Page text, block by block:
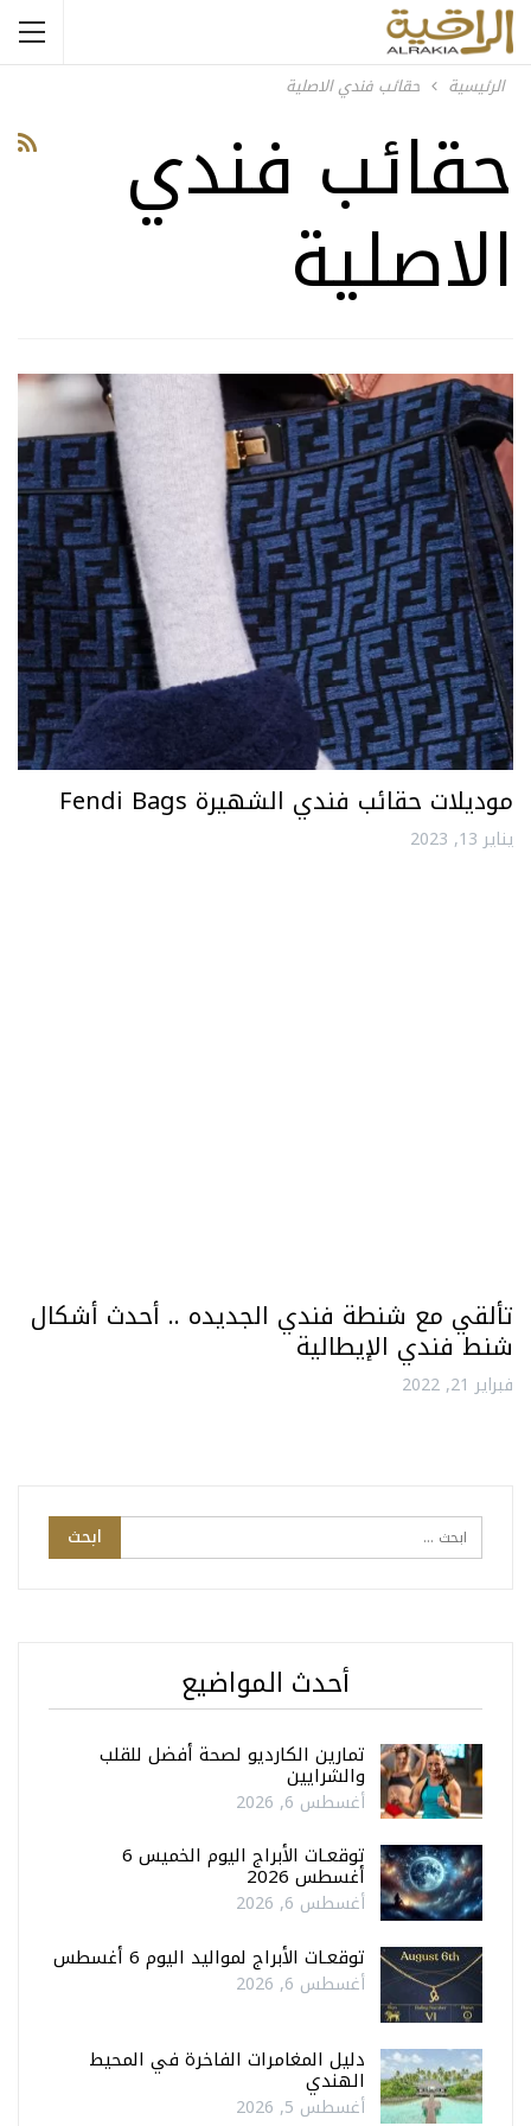
الرئيسية حقائب فندي الاصلية
حقائب فندي
الاصلية
موديلات حقائب فندي الشهيرة Fendi Bags
يناير 13, 2023
تألقي مع شنطة فندي الجديده .. أحدث أشكال
شنط فندي الإيطالية
فبراير 21, 2022
أحدث المواضيع
تمارين الكارديو لصحة أفضل للقلب
والشرايين
أغسطس 6, 2026
توقعـات الأبراج اليوم الخميس 6
أغسطس 2026
أغسطس 6, 2026
توقعـات الأبراج لمواليد اليوم 6 أغسطس
أغسطس 6, 2026
دليل المغامرات الفاخرة في المحيط
الهندي
أغسطس 5, 2026